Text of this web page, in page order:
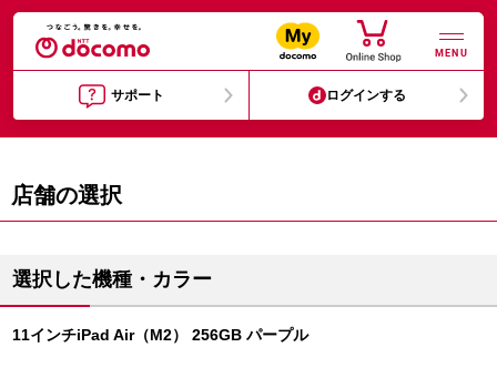
MENU
サポート ログインする
店舗の選択
選択した機種・カラー
11インチiPad Air（M2） 256GB パープル